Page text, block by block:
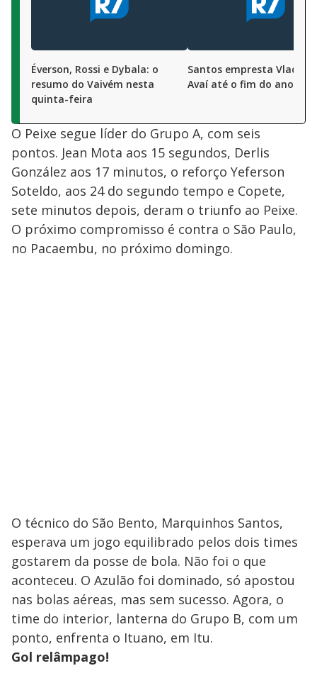
Éverson, Rossi e Dybala: o
resumo do Vaivém nesta
quinta-feira
Santos empresta
Avaí até o fim do ano
O Peixe segue líder do Grupo A, com seis
pontos. Jean Mota aos 15 segundos, Derlis
González aos 17 minutos, o reforço Yeferson
Soteldo, aos 24 do segundo tempo e Copete,
sete minutos depois, deram o triunfo ao Peixe.
O próximo compromisso é contra o São Paulo,
no Pacaembu, no próximo domingo.
O técnico do São Bento, Marquinhos Santos,
esperava um jogo equilibrado pelos dois times
gostarem da posse de bola. Não foi o que
aconteceu. O Azulão foi dominado, só apostou
nas bolas aéreas, mas sem sucesso. Agora, o
time do interior, lanterna do Grupo B, com um
ponto, enfrenta o Ituano, em Itu.
Gol relâmpago!